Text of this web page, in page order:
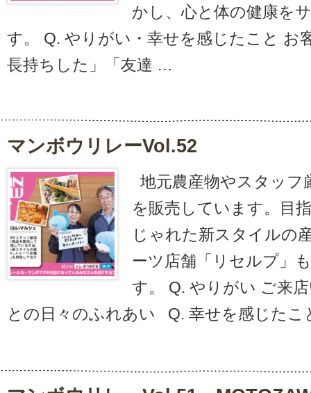
かし、心と体の健康を
す。 Q. やりがい・幸せを感じたこと お
長持ちした」「友達 …
マンボウリレーvol.52
地元農産物やスタッフ
を販売しています。目
じゃれた新スタイルの
ーツ店舗「リセルプ」
す。 Q. やりがい ご来
との日々のふれあい Q. 幸せを感じた